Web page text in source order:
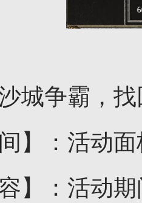
城争霸，
间】：活动
容】：活动